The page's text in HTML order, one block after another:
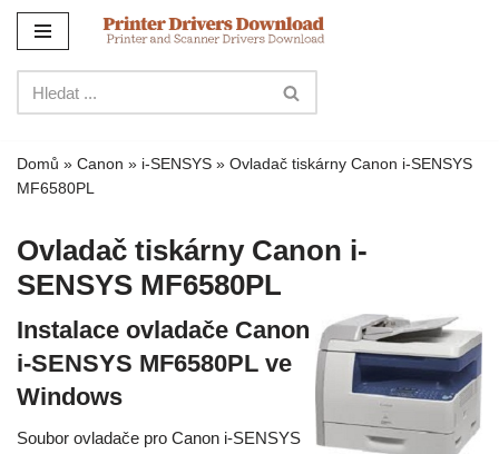
na
obsah
Domů » Canon » i-SENSYS » Ovladač tiskárny Canon i-SENSYS
MF6580PL
Ovladač tiskárny Canon i-
SENSYS MF6580PL
Instalace ovladače Canon
i-SENSYS MF6580PL ve
Windows
Soubor ovladače pro Canon i-SENSYS